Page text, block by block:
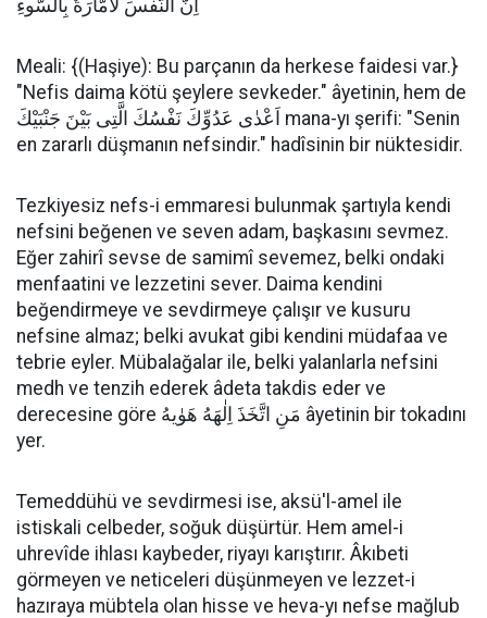
اِنَّ النَّفْسَ لَاَمَّارَةٌ بِالسُّوءِ
Meali: {(Haşiye): Bu parçanın da herkese faidesi var.}
"Nefis daima kötü şeylere sevkeder." âyetinin, hem de
اَعْدٰى عَدُوِّكَ نَفْسُكَ الَّتِى بَيْنَ جَنْبَيْكَ mana-yı şerifi: "Senin
en zararlı düşmanın nefsindir." hadîsinin bir nüktesidir.
Tezkiyesiz nefs-i emmaresi bulunmak şartıyla kendi
nefsini beğenen ve seven adam, başkasını sevmez.
Eğer zahirî sevse de samimî sevemez, belki ondaki
menfaatini ve lezzetini sever. Daima kendini
beğendirmeye ve sevdirmeye çalışır ve kusuru
nefsine almaz; belki avukat gibi kendini müdafaa ve
tebrie eyler. Mübalağalar ile, belki yalanlarla nefsini
medh ve tenzih ederek âdeta takdis eder ve
derecesine göre مَنِ اتَّخَذَ اِلٰهَهُ هَوٰيهُ âyetinin bir tokadını
yer.
Temeddühü ve sevdirmesi ise, aksü'l-amel ile
istiskali celbeder, soğuk düşürtür. Hem amel-i
uhrevîde ihlası kaybeder, riyayı karıştırır. Âkıbeti
görmeyen ve neticeleri düşünmeyen ve lezzet-i
hazıraya mübtela olan hisse ve heva-yı nefse mağlub